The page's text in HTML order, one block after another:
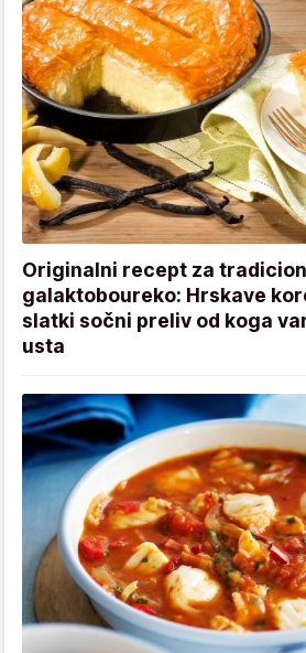
Originalni recept za
galaktoboureko: Hrskave
slatki sočni preliv od koga
usta